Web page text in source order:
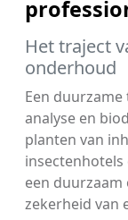
Het traject
onderhoud
Een
analyse en
planten van
een
zekerheid van